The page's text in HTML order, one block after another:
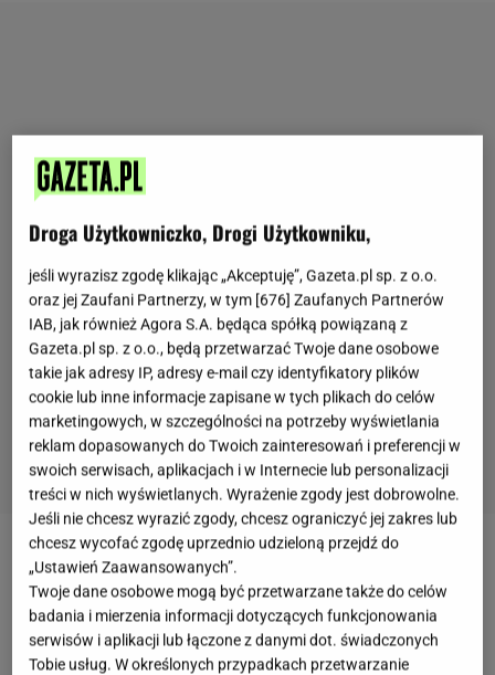
Rosół z lanymikluskamito zupełnie inny wymiar
smaku, a kluski lane na mleku to przysmak z
dzieciństwa wielu z nas. Te kluseczki są chyba
jednym z najbardziej uniwersalnychprzepisów
Droga Użytkowniczko, Drogi Użytkowniku,
jeśli wyrazisz zgodę klikając „Akceptuję”, Gazeta.pl sp. z o.o.
oraz jej Zaufani Partnerzy, w tym [676] Zaufanych Partnerów
IAB, jak również Agora S.A. będąca spółką powiązaną z
Gazeta.pl sp. z o.o., będą przetwarzać Twoje dane osobowe
takie jak adresy IP, adresy e-mail czy identyfikatory plików
cookie lub inne informacje zapisane w tych plikach do celów
marketingowych, w szczególności na potrzeby wyświetlania
reklam dopasowanych do Twoich zainteresowań i preferencji w
swoich serwisach, aplikacjach i w Internecie lub personalizacji
treści w nich wyświetlanych. Wyrażenie zgody jest dobrowolne.
Jeśli nie chcesz wyrazić zgody, chcesz ograniczyć jej zakres lub
chcesz wycofać zgodę uprzednio udzieloną przejdź do
„Ustawień Zaawansowanych”.
Twoje dane osobowe mogą być przetwarzane także do celów
badania i mierzenia informacji dotyczących funkcjonowania
serwisów i aplikacji lub łączone z danymi dot. świadczonych
Tobie usług. W określonych przypadkach przetwarzanie